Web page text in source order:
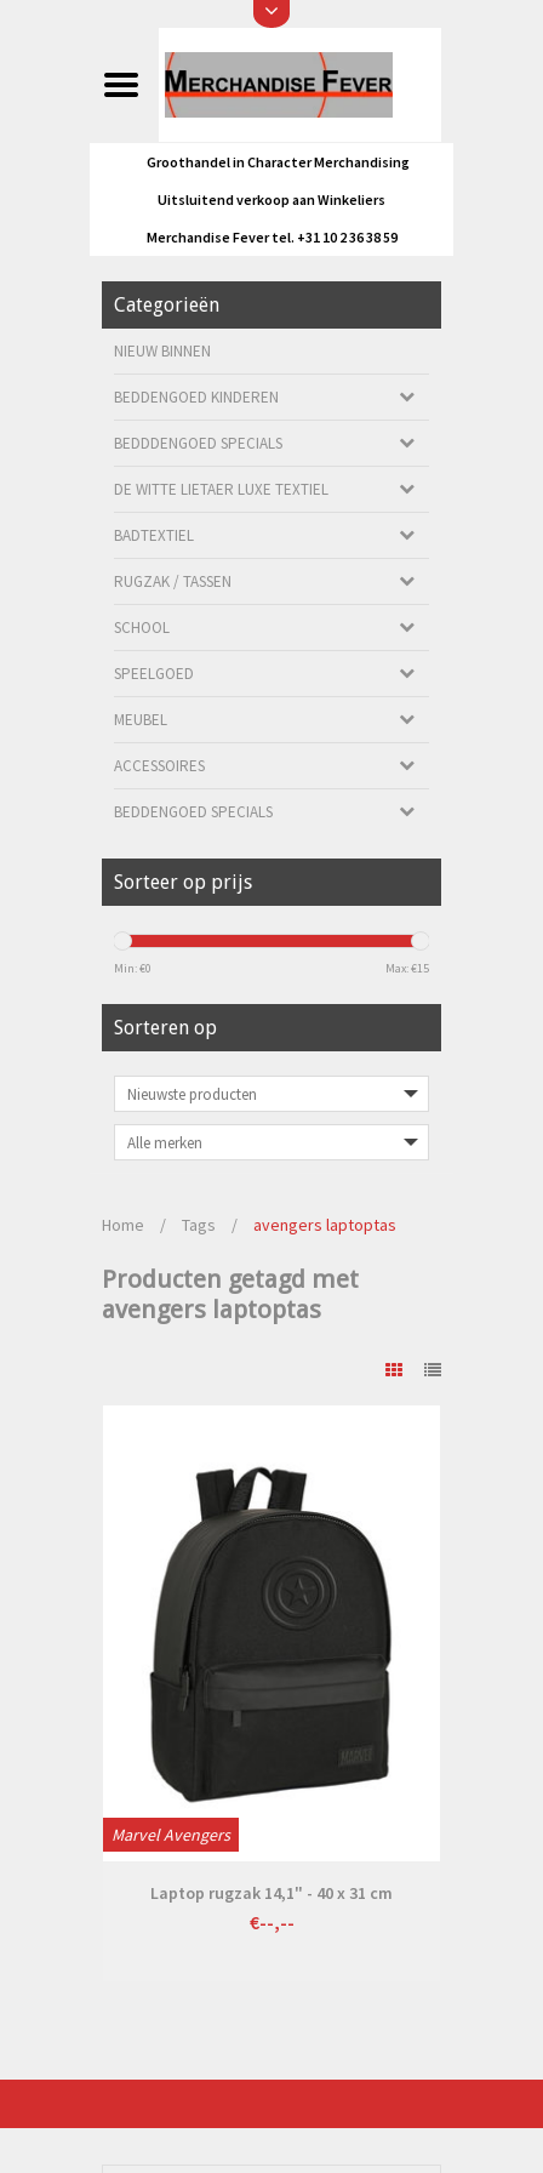
Groothandel in Character Merchandising
Uitsluitend verkoop aan Winkeliers
Merchandise Fever tel. +31 10 2 36 38 59
Categorieën
NIEUW BINNEN
BEDDENGOED KINDEREN
BEDDDENGOED SPECIALS
DE WITTE LIETAER LUXE TEXTIEL
BADTEXTIEL
RUGZAK / TASSEN
SCHOOL
SPEELGOED
MEUBEL
ACCESSOIRES
BEDDENGOED SPECIALS
Sorteer op prijs
Min: €0 Max: €15
Sorteren op
Home / Tags / avengers laptoptas
Producten getagd met
avengers laptoptas
Marvel Avengers
Laptop rugzak 14,1" - 40 x 31 cm
€--,--